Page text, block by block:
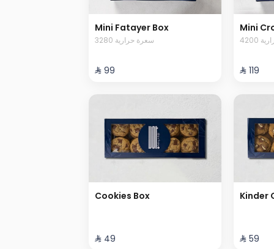
Mini Fatayer Box
3280 سعرة حرارية
⁨⁦‪‬ 99⁩
Mini
⁨⁦‪‬ 119⁩
Cookies Box
⁨⁦‪‬ 49⁩
Kinder
⁨⁦‪‬ 59⁩